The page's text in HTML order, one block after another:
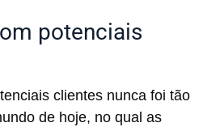
potenciais
clientes nunca foi tão
de hoje, no qual as